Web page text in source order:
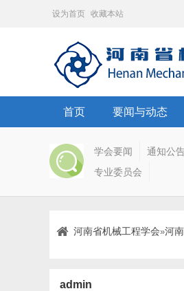
设为首页 收藏本站
首页 要闻与动态
学会要闻 通知公
专业委员会
河南省机械工程学会»河
admin